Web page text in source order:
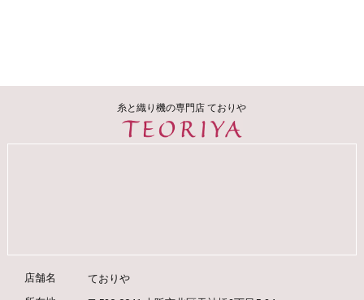
糸と織り機の専門店 ておりや
店舗名
ておりや